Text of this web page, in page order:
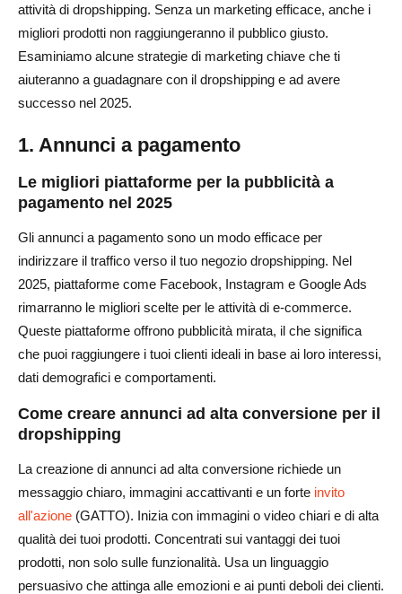
attività di dropshipping. Senza un marketing efficace, anche i
migliori prodotti non raggiungeranno il pubblico giusto.
Esaminiamo alcune strategie di marketing chiave che ti
aiuteranno a guadagnare con il dropshipping e ad avere
successo nel 2025.
1. Annunci a pagamento
Le migliori piattaforme per la pubblicità a
pagamento nel 2025
Gli annunci a pagamento sono un modo efficace per
indirizzare il traffico verso il tuo negozio dropshipping. Nel
2025, piattaforme come Facebook, Instagram e Google Ads
rimarranno le migliori scelte per le attività di e-commerce.
Queste piattaforme offrono pubblicità mirata, il che significa
che puoi raggiungere i tuoi clienti ideali in base ai loro interessi,
dati demografici e comportamenti.
Come creare annunci ad alta conversione per il
dropshipping
La creazione di annunci ad alta conversione richiede un
messaggio chiaro, immagini accattivanti e un forte invito
all'azione (GATTO). Inizia con immagini o video chiari e di alta
qualità dei tuoi prodotti. Concentrati sui vantaggi dei tuoi
prodotti, non solo sulle funzionalità. Usa un linguaggio
persuasivo che attinga alle emozioni e ai punti deboli dei clienti.